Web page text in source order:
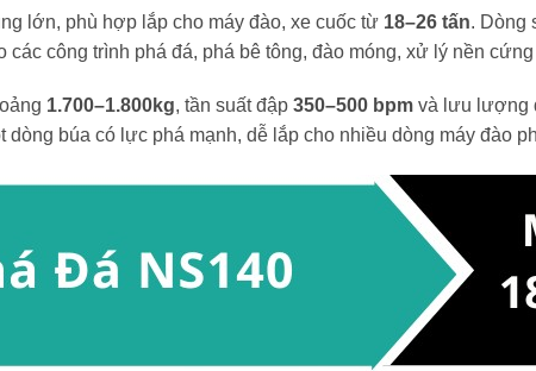
lớn, phù hợp lắp cho máy đào, xe cuốc từ 18–26 tấn. Dòng
các công trình phá đá, phá bê tông, đào móng, xử lý nền
1.700–1.800kg, tần suất đập 350–500 bpm và lưu lượng
búa có lực phá mạnh, dễ lắp cho nhiều dòng máy đào